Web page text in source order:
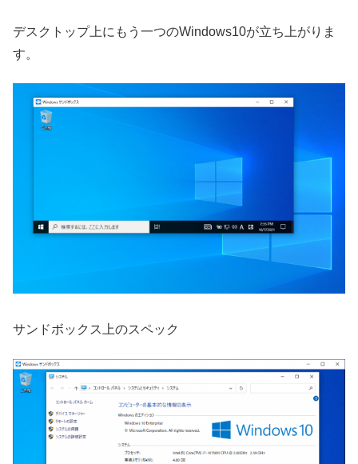
デスクトップ上にもう一つのWindows10が立ち上がりま
す。
サンドボックス上のスペック